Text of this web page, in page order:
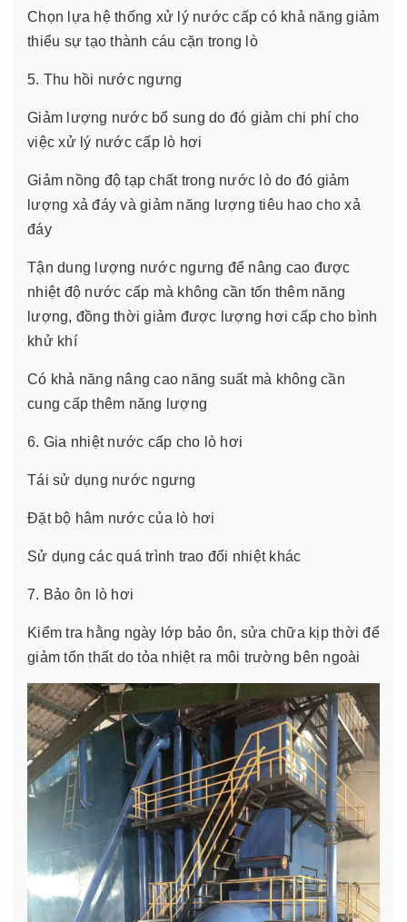
Chọn lựa hệ thống xử lý nước cấp có khả năng giảm
thiểu sự tạo thành cáu cặn trong lò
5. Thu hồi nước ngưng
Giảm lượng nước bổ sung do đó giảm chi phí cho
việc xử lý nước cấp lò hơi
Giảm nồng độ tạp chất trong nước lò do đó giảm
lượng xả đáy và giảm năng lượng tiêu hao cho xả
đáy
Tận dung lượng nước ngưng để nâng cao được
nhiệt độ nước cấp mà không cần tốn thêm năng
lượng, đồng thời giảm được lượng hơi cấp cho bình
khử khí
Có khả năng nâng cao năng suất mà không cần
cung cấp thêm năng lượng
6. Gia nhiệt nước cấp cho lò hơi
Tái sử dụng nước ngưng
Đặt bộ hâm nước của lò hơi
Sử dụng các quá trình trao đổi nhiệt khác
7. Bảo ôn lò hơi
Kiểm tra hằng ngày lớp bảo ôn, sửa chữa kịp thời để
giảm tổn thất do tỏa nhiệt ra môi trường bên ngoài